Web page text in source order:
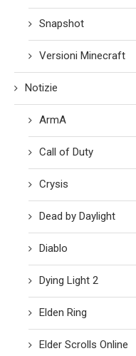
Snapshot
Versioni Minecraft
Notizie
ArmA
Call of Duty
Crysis
Dead by Daylight
Diablo
Dying Light 2
Elden Ring
Elder Scrolls Online